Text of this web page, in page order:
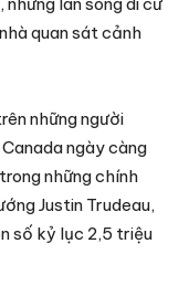
quan sát cảnh
những người
ngày càng
những chính
Justin Trudeau,
số kỷ lục 2,5 triệu